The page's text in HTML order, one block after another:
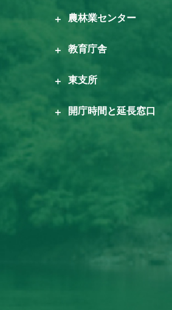
農林業センター
教育庁舎
東支所
開庁時間と延長窓口